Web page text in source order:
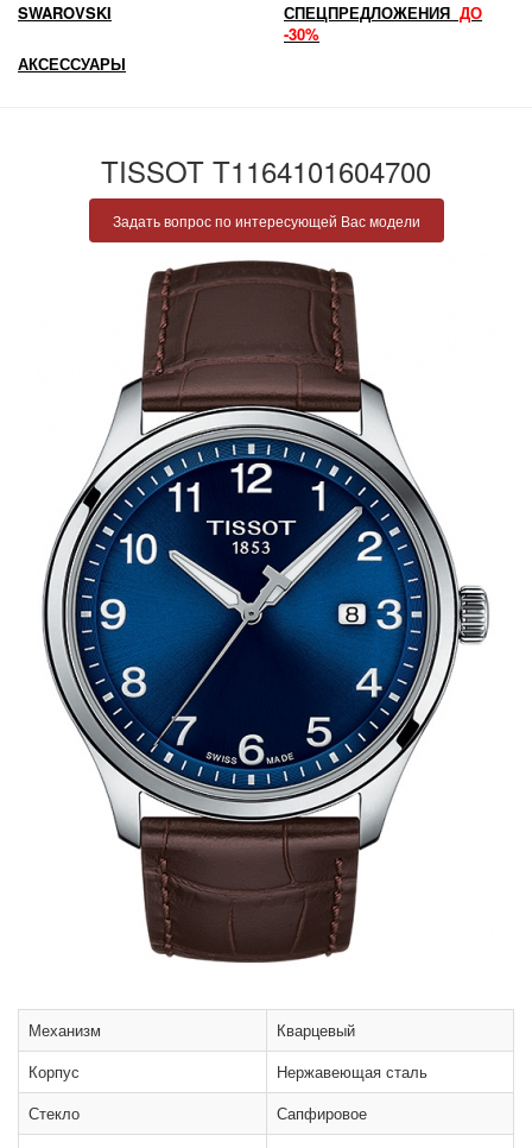
SWAROVSKI
СПЕЦПРЕДЛОЖЕНИЯ ДО
-30%
АКСЕССУАРЫ
TISSOT T1164101604700
Задать вопрос по интересующей Вас модели
Механизм
Кварцевый
Корпус
Нержавеющая сталь
Стекло
Сапфировое